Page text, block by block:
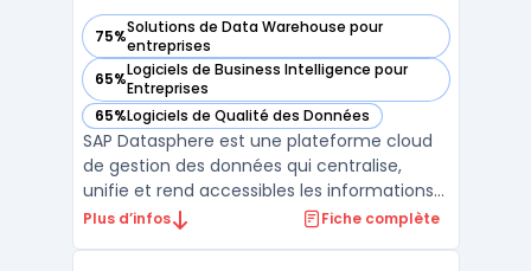
75%Solutions de Data Warehouse pour
entreprises
— voir SAP Datasphere dans cette catégorie
65%Logiciels de Business Intelligence pour
Entreprises
— voir SAP Datasphere dans cette catégorie
65%Logiciels de Qualité des Données
— voir SAP Datasphere dans cette catégorie
SAP Datasphere est une plateforme cloud
de gestion des données qui centralise,
unifie et rend accessibles les informations
essentielles pour les entreprises. Conçue
Plus d’infos Fiche complète